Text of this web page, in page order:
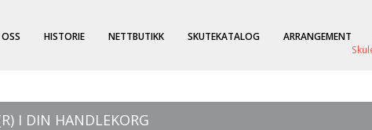
HISTORIE NETTBUTIKK SKUTEKATALOG ARRANGEMENT
I DIN HANDLEKORG